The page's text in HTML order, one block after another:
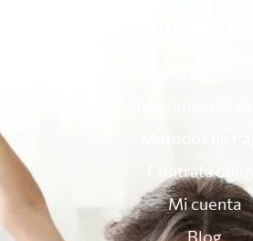
Contrata online
Mi cuenta
Blog